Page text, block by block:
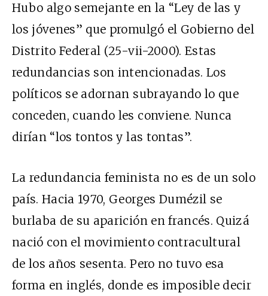
Hubo algo semejante en la “Ley de las y
los jóvenes” que promulgó el Gobierno del
Distrito Federal (25-vii-2000). Estas
redundancias son intencionadas. Los
políticos se adornan subrayando lo que
conceden, cuando les conviene. Nunca
dirían “los tontos y las tontas”.
La redundancia feminista no es de un solo
país. Hacia 1970, Georges Dumézil se
burlaba de su aparición en francés. Quizá
nació con el movimiento contracultural
de los años sesenta. Pero no tuvo esa
forma en inglés, donde es imposible decir